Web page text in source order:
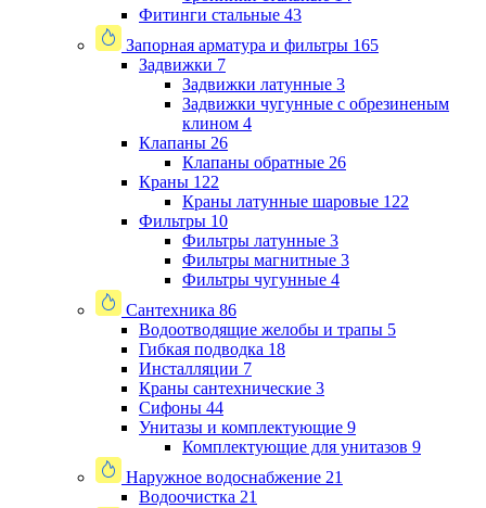
Фитинги стальные 43
Запорная арматура и фильтры 165
Задвижки 7
Задвижки латунные 3
Задвижки чугунные с обрезиненым
клином 4
Клапаны 26
Клапаны обратные 26
Краны 122
Краны латунные шаровые 122
Фильтры 10
Фильтры латунные 3
Фильтры магнитные 3
Фильтры чугунные 4
Сантехника 86
Водоотводящие желобы и трапы 5
Гибкая подводка 18
Инсталляции 7
Краны сантехнические 3
Сифоны 44
Унитазы и комплектующие 9
Комплектующие для унитазов 9
Наружное водоснабжение 21
Водоочистка 21